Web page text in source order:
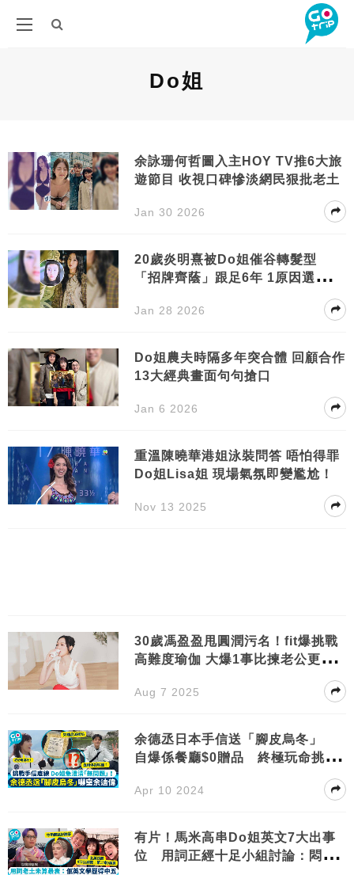
Do姐
余詠珊何哲圖入主HOY TV推6大旅
遊節目 收視口碑慘淡網民狠批老土
Jan 30 2026
20歲炎明熹被Do姐催谷轉髮型
「招牌齊蔭」跟足6年 1原因選擇更
Jan 28 2026
Do姐農夫時隔多年突合體 回顧合作
13大經典畫面句句搶口
Jan 6 2026
重溫陳曉華港姐泳裝問答 唔怕得罪
Do姐Lisa姐 現場氣氛即變尷尬！
Nov 13 2025
30歲馮盈盈甩圓潤污名！fit爆挑戰
高難度瑜伽 大爆1事比揀老公更重
Aug 7 2025
余德丞日本手信送「腳皮烏冬」
自爆係餐廳$0贈品 終極玩命挑戰
Apr 10 2024
有片！馬米高串Do姐英文7大出事
位 用詞正經十足小組討論：悶親